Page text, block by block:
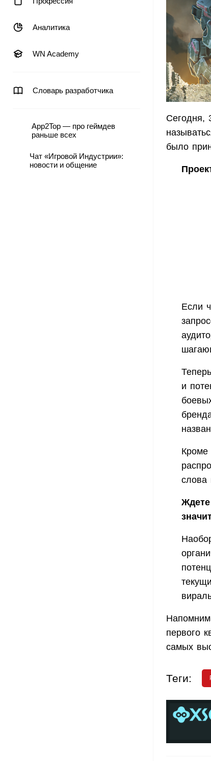
Аналитика
WN Academy
Словарь разработчика
App2Top — про геймдев
раньше всех
Чат «Игровой Индустрии»:
новости и общение
Сегодня,
было
Если
и
Кроме
слова
первого
самых
Теги: